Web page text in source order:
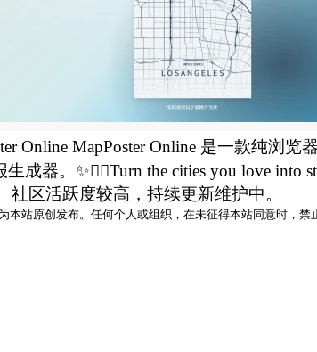
Online MapPoster Online 是一款纯浏
器。✨❤️‍🔥Turn the cities you love into
区活跃度较高，持续更新维护中。
本站原创发布。任何个人或组织，在未征得本站同意时，